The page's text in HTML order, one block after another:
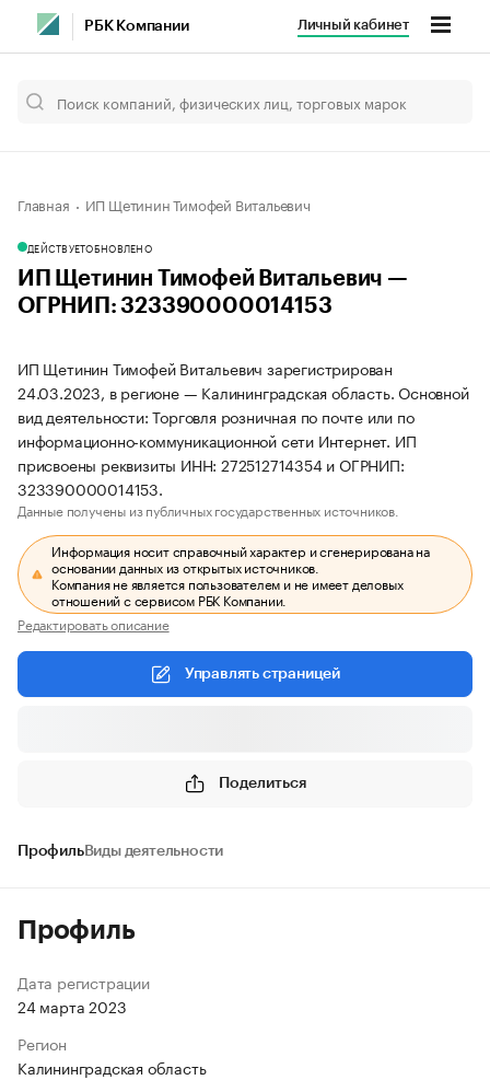
РБК Компании Личный кабинет
Главная ИП Щетинин Тимофей Витальевич
ДЕЙСТВУЕТОБНОВЛЕНО
ИП Щетинин Тимофей Витальевич —
ОГРНИП: 323390000014153
ИП Щетинин Тимофей Витальевич зарегистрирован
24.03.2023, в регионе — Калининградская область. Основной
вид деятельности: Торговля розничная по почте или по
информационно-коммуникационной сети Интернет. ИП
присвоены реквизиты ИНН: 272512714354 и ОГРНИП:
323390000014153.
Данные получены из публичных государственных источников.
Информация носит справочный характер и сгенерирована на
основании данных из открытых источников.
Компания не является пользователем и не имеет деловых
отношений с сервисом РБК Компании.
Редактировать описание
Управлять страницей
Поделиться
ПрофильВиды деятельности
Профиль
Дата регистрации
24 марта 2023
Регион
Калининградская область